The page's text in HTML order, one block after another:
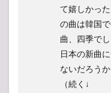
て嬉しかっ
の曲は韓国
曲、四季で
日本の新曲
ないだろう
（続く↓